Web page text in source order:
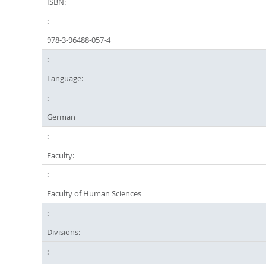
978-3-96488-057-4
Language:
German
Faculty:
Faculty of Human Sciences
Divisions: